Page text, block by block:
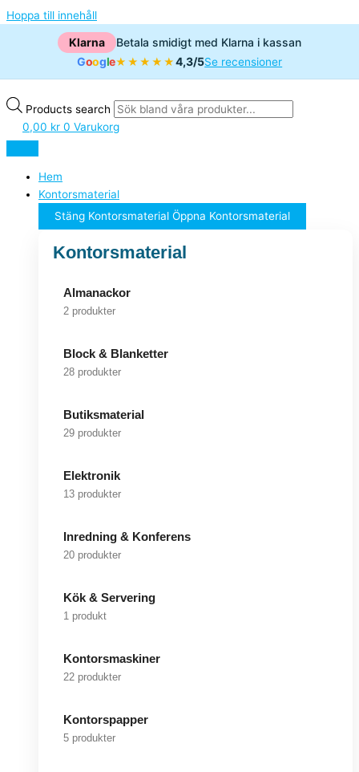
Hoppa till innehåll
Klarna
Betala smidigt med Klarna i kassan
Google★★★★★4,3/5Se recensioner
Products search
0,00 kr 0 Varukorg
Hem
Kontorsmaterial
Stäng Kontorsmaterial Öppna Kontorsmaterial
Kontorsmaterial
Almanackor
2 produkter
Block & Blanketter
28 produkter
Butiksmaterial
29 produkter
Elektronik
13 produkter
Inredning & Konferens
20 produkter
Kök & Servering
1 produkt
Kontorsmaskiner
22 produkter
Kontorspapper
5 produkter